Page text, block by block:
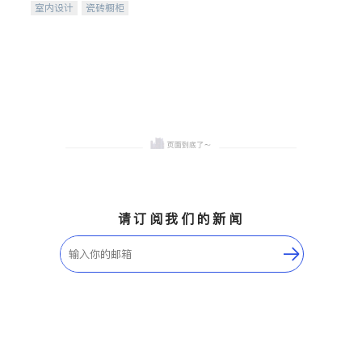
室内设计
瓷砖橱柜
请订阅我们的新闻